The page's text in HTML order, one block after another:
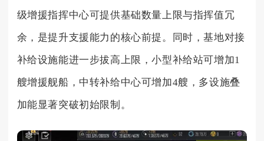
级增援指挥中心可提供基础数量上限与指挥值冗
余，是提升支援能力的核心前提。同时，基地对接
补给设施能进一步拔高上限，小型补给站可增加1
艘增援舰船，中转补给中心可增加4艘，多设施叠
加能显著突破初始限制。